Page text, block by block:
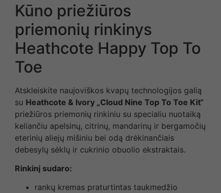
Kūno priežiūros
priemonių rinkinys
Heathcote Happy Top To
Toe
Atskleiskite naujoviškos kvapų technologijos galią
su Heathcote & Ivory „Cloud Nine Top To Toe Kit“
priežiūros priemonių rinkiniu su specialiu nuotaiką
keliančiu apelsinų, citrinų, mandarinų ir bergamočių
eterinių aliejų mišiniu bei odą drėkinančiais
debesylų sėklų ir cukrinio obuolio ekstraktais.
Rinkinį sudaro:
rankų kremas praturtintas taukmedžio